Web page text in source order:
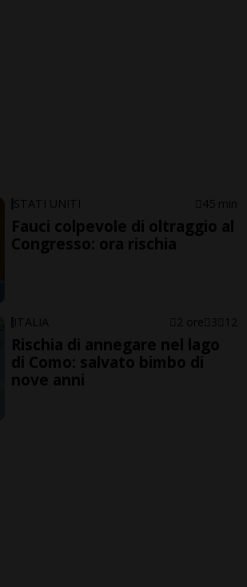
STATI UNITI 45 min
Fauci colpevole di oltraggio al
Congresso: ora rischia
ITALIA 2 ore 3 12
Rischia di annegare nel lago
di Como: salvato bimbo di
nove anni